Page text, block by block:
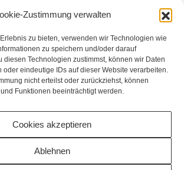
Zustimmung verwalten
zu bieten, verwenden wir Technologien wie
zu speichern und/oder darauf
diesen Technologien zustimmst, können wir Daten
oder eindeutige IDs auf dieser Website verarbeiten.
nicht erteilst oder zurückziehst, können
Funktionen beeinträchtigt werden.
Cookies akzeptieren
Ablehnen
© 2009 - 2026 Bilderrampe.de